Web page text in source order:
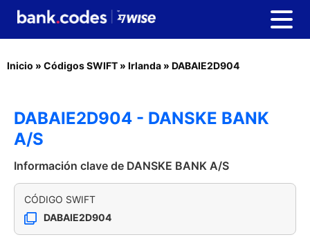
Inicio » Códigos SWIFT » Irlanda » DABAIE2D904
DABAIE2D904 - DANSKE BANK
A/S
Información clave de DANSKE BANK A/S
CÓDIGO SWIFT
DABAIE2D904